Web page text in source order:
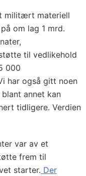
militært materiell
om lag 1 mrd.
til vedlikehold
000
har også gitt noen
annet kan
tidligere. Verdien
var av et
frem til
starter. Der